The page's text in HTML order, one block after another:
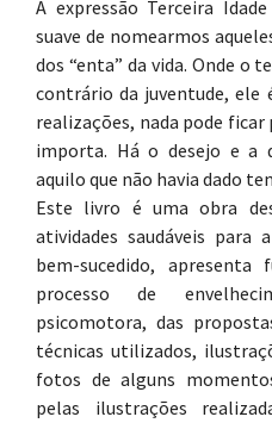
A expressão Terceira
suave de nomearmos
dos “enta” da vida. Onde o
contrário da juventude, ele
realizações, nada pode ficar
importa. Há o desejo e a
aquilo que não havia dado
Este livro é uma obra
atividades saudáveis para
bem-sucedido, apresenta
processo de
psicomotora, das
técnicas utilizados,
fotos de alguns
pelas ilustrações